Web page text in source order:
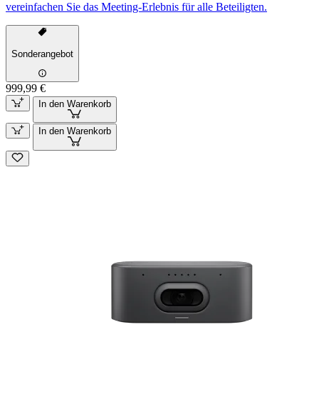
vereinfachen Sie das Meeting-Erlebnis für alle Beteiligten.
Sonderangebot
999,99 €
In den Warenkorb
In den Warenkorb